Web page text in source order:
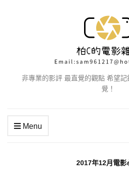
非專業的影評 最直覺的觀點 希望
覺！
Menu
2017年12月電影